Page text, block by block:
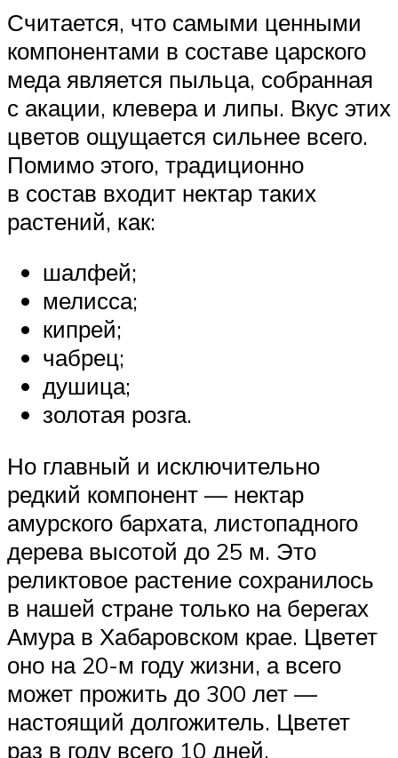
Считается, что самыми ценными
компонентами в составе царского
меда является пыльца, собранная
с акации, клевера и липы. Вкус этих
цветов ощущается сильнее всего.
Помимо этого, традиционно
в состав входит нектар таких
растений, как:
шалфей;
мелисса;
кипрей;
чабрец;
душица;
золотая розга.
Но главный и исключительно
редкий компонент — нектар
амурского бархата, листопадного
дерева высотой до 25 м. Это
реликтовое растение сохранилось
в нашей стране только на берегах
Амура в Хабаровском крае. Цветет
оно на 20-м году жизни, а всего
может прожить до 300 лет —
настоящий долгожитель. Цветет
раз в году всего 10 дней,